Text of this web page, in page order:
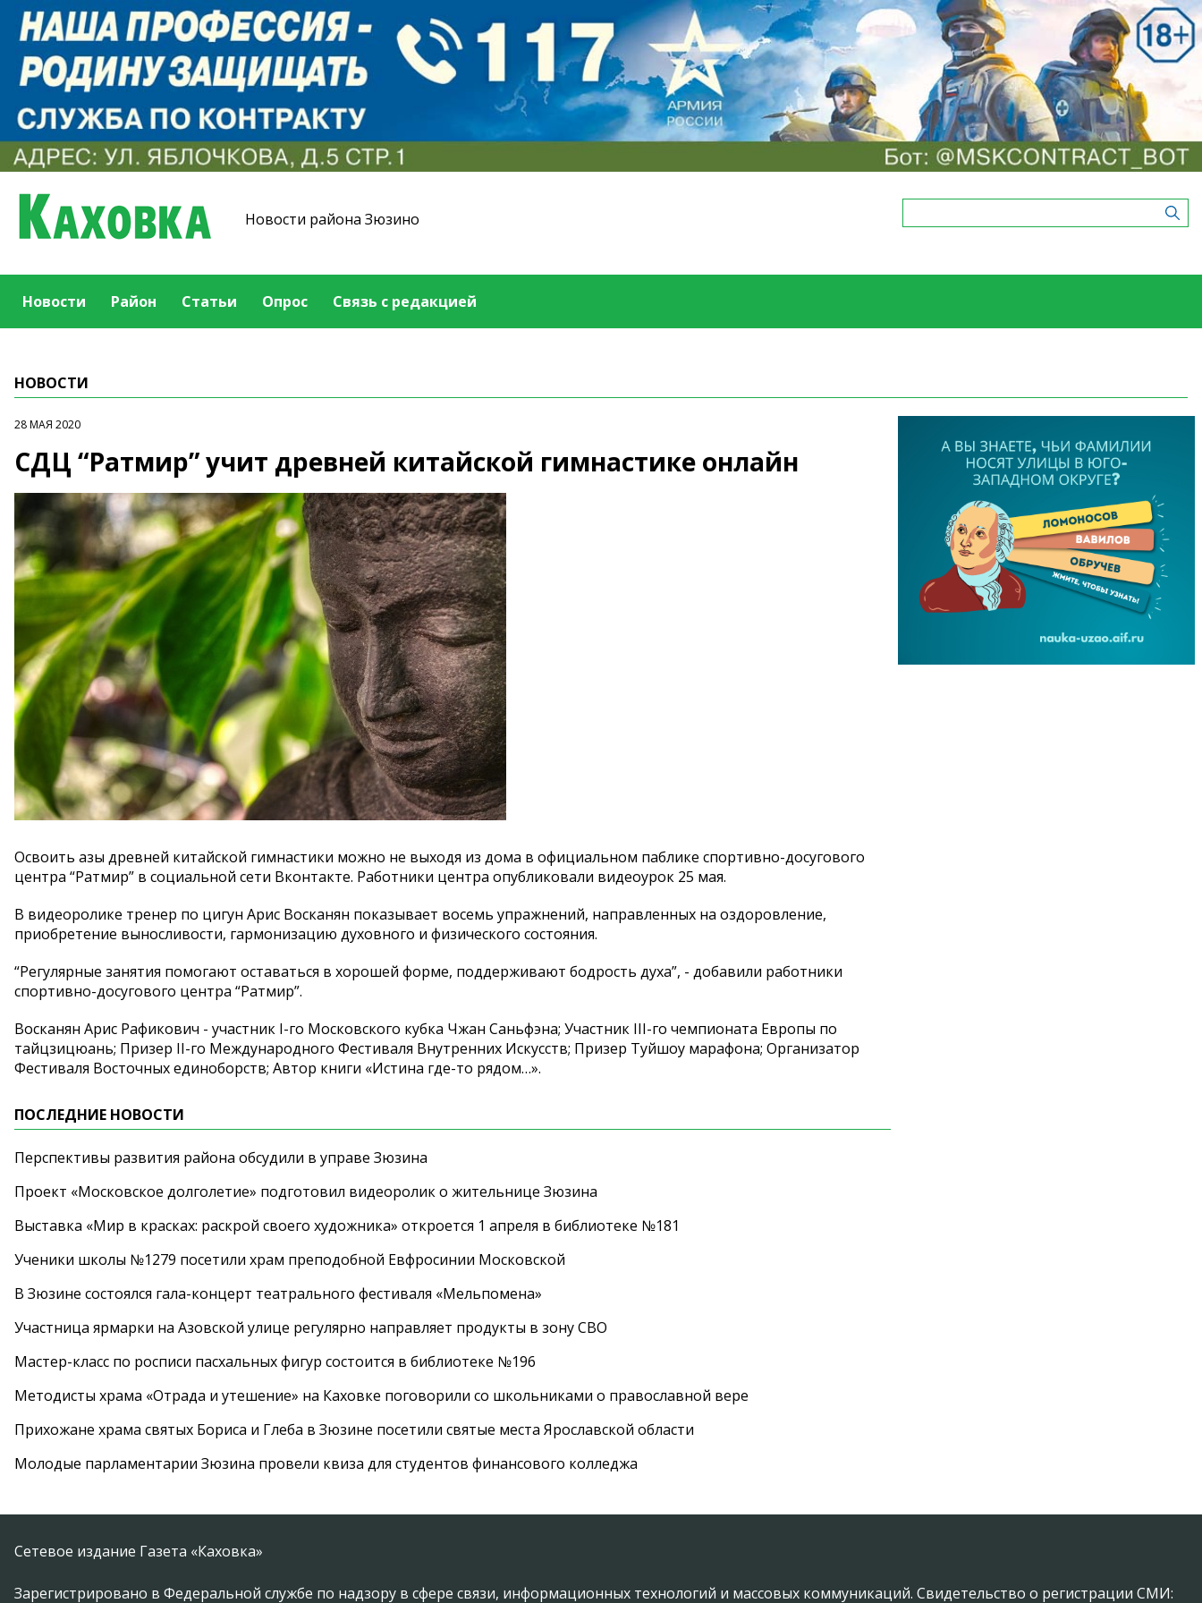
Новости района Зюзино
Новости Район Статьи Опрос Связь с редакцией
НОВОСТИ
28 МАЯ 2020
СДЦ “Ратмир” учит древней китайской гимнастике онлайн
Освоить азы древней китайской гимнастики можно не выходя из дома в официальном паблике спортивно-досугового
центра “Ратмир” в социальной сети Вконтакте. Работники центра опубликовали видеоурок 25 мая.
В видеоролике тренер по цигун Арис Восканян показывает восемь упражнений, направленных на оздоровление,
приобретение выносливости, гармонизацию духовного и физического состояния.
“Регулярные занятия помогают оставаться в хорошей форме, поддерживают бодрость духа”, - добавили работники
спортивно-досугового центра “Ратмир”.
Восканян Арис Рафикович - участник I-го Московского кубка Чжан Саньфэна; Участник III-го чемпионата Европы по
тайцзицюань; Призер II-го Международного Фестиваля Внутренних Искусств; Призер Туйшоу марафона; Организатор
Фестиваля Восточных единоборств; Автор книги «Истина где-то рядом…».
ПОСЛЕДНИЕ НОВОСТИ
Перспективы развития района обсудили в управе Зюзина
Проект «Московское долголетие» подготовил видеоролик о жительнице Зюзина
Выставка «Мир в красках: раскрой своего художника» откроется 1 апреля в библиотеке №181
Ученики школы №1279 посетили храм преподобной Евфросинии Московской
В Зюзине состоялся гала-концерт театрального фестиваля «Мельпомена»
Участница ярмарки на Азовской улице регулярно направляет продукты в зону СВО
Мастер-класс по росписи пасхальных фигур состоится в библиотеке №196
Методисты храма «Отрада и утешение» на Каховке поговорили со школьниками о православной вере
Прихожане храма святых Бориса и Глеба в Зюзине посетили святые места Ярославской области
Молодые парламентарии Зюзина провели квиза для студентов финансового колледжа
Сетевое издание Газета «Каховка»
Зарегистрировано в Федеральной службе по надзору в сфере связи, информационных технологий и массовых коммуникаций. Свидетельство о регистрации СМИ: